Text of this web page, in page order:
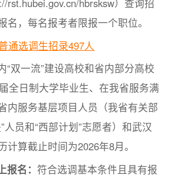
名，每名报考者限报一个职位。
通选调生招录497人
“双一流”建设高校和省内部分高校
全日制大学毕业生、在我省服务满
内服务基层项目人员（我省有关部
人员和“西部计划”志愿者）和武汉
计算截止时间为2026年8月。
名： 符合选调基本条件且具有报